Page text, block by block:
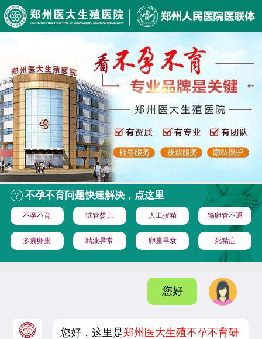
不孕不育问题快速解决，点这里
不孕不育 试管婴儿 人工授精 输卵管不通
多囊卵巢 精液异常 卵巢早衰 死精症
您好
您好，这里是郑州医大生殖不孕不育研